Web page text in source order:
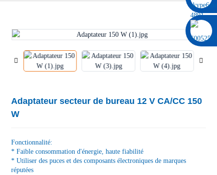
Adaptateur secteur de bureau 12 V CA/CC 150
W
Fonctionnalité:
* Faible consommation d'énergie, haute fiabilité
* Utiliser des puces et des composants électroniques de marques
réputées